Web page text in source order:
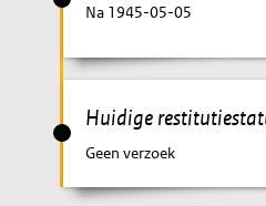
Na 1945-05-05
Huidige
Geen verzoek